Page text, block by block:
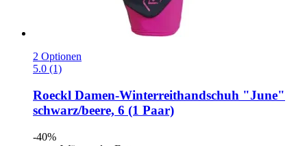
2 Optionen
5.0 (1)
Roeckl Damen-​Winterreithandschuh "June"
schwarz/beere, 6 (1 Paar)
-40%